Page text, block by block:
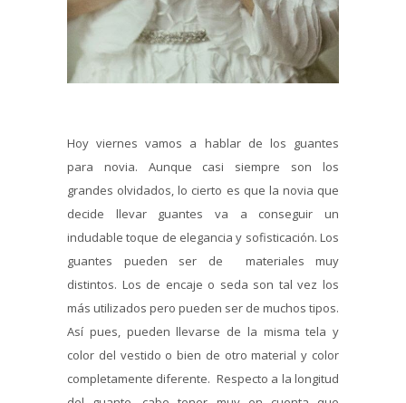
Hoy viernes vamos a hablar de los guantes
para novia. Aunque casi siempre son los
grandes olvidados, lo cierto es que la novia que
decide llevar guantes va a conseguir un
indudable toque de elegancia y sofisticación. Los
guantes pueden ser de materiales muy
distintos. Los de encaje o seda son tal vez los
más utilizados pero pueden ser de muchos tipos.
Así pues, pueden llevarse de la misma tela y
color del vestido o bien de otro material y color
completamente diferente. Respecto a la longitud